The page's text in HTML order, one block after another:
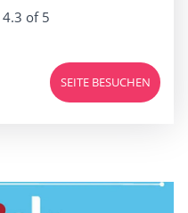
4.3 of 5
SEITE BESUCHEN